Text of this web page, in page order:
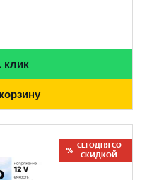
клик
СЕГОДНЯ СО
СКИДКОЙ